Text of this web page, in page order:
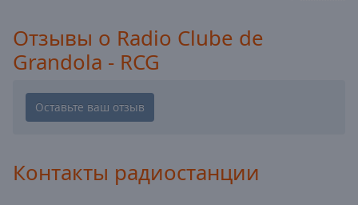
Chapters
Descriptions
descriptions
off,
Отзывы о Radio Clube de
Grandola - RCG
Контакты радиостанции